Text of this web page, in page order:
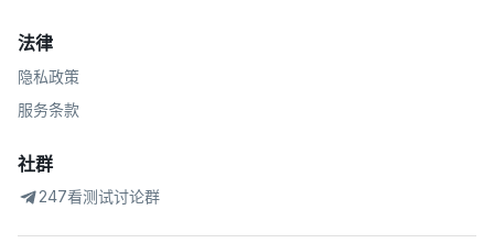
法律
隐私政策
服务条款
社群
247看测试讨论群